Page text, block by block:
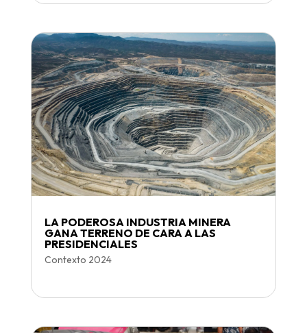
LA PODEROSA INDUSTRIA MINERA
GANA TERRENO DE CARA A LAS
PRESIDENCIALES
Contexto 2024